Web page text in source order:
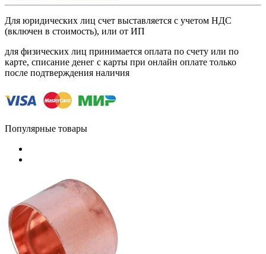
Для юридических лиц счет выставляется с учетом НДС
(включен в стоимость), или от ИП
для физических лиц принимается оплата по счету или по
карте, списание денег с карты при онлайн оплате только
после подтверждения наличия
Популярные товары